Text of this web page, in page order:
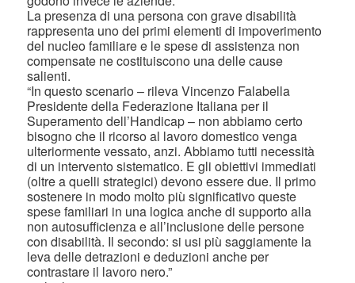
La presenza di una persona con grave disabilità
rappresenta uno dei primi elementi di impoverimento
del nucleo familiare e le spese di assistenza non
compensate ne costituiscono una delle cause
salienti.
“In questo scenario – rileva Vincenzo Falabella
Presidente della Federazione Italiana per il
Superamento dell’Handicap – non abbiamo certo
bisogno che il ricorso al lavoro domestico venga
ulteriormente vessato, anzi. Abbiamo tutti necessità
di un intervento sistematico. E gli obiettivi immediati
(oltre a quelli strategici) devono essere due. Il primo
sostenere in modo molto più significativo queste
spese familiari in una logica anche di supporto alla
non autosufficienza e all’inclusione delle persone
con disabilità. Il secondo: si usi più saggiamente la
leva delle detrazioni e deduzioni anche per
contrastare il lavoro nero.”